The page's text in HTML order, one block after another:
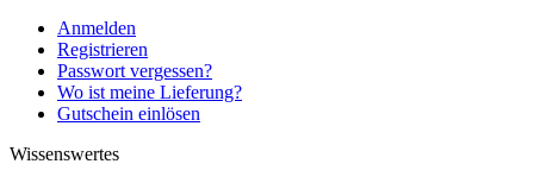
Anmelden
Registrieren
Passwort vergessen?
Wo ist meine Lieferung?
Gutschein einlösen
Wissenswertes